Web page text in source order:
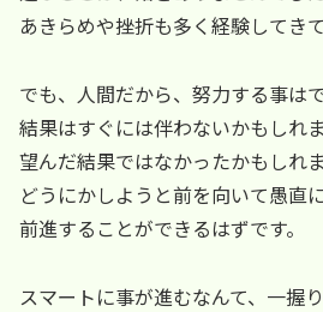
あきらめや挫折も多く経験してきて
でも、人間だから、努力する事は
結果はすぐには伴わないかもしれ
望んだ結果ではなかったかもしれ
どうにかしようと前を向いて愚直
前進することができるはずです。
スマートに事が進むなんて、一握